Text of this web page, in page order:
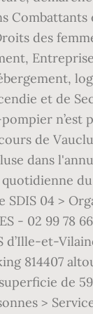
des
et de
de
dans
quotidienne
SDIS 04 >
- 02 99 78
d’Ille-et-
814407
de
>